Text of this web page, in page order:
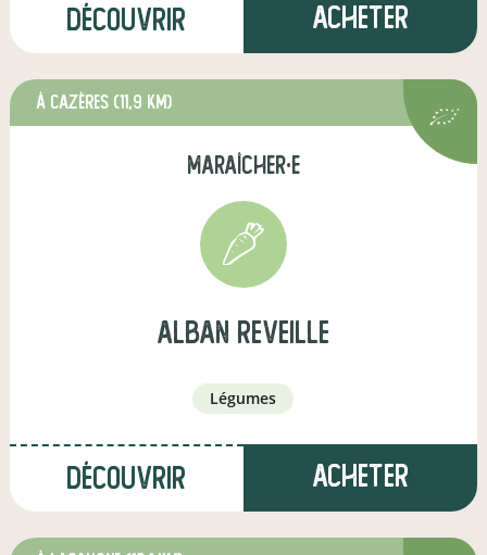
Découvrir Acheter
à Cazères (11,9 km)
maraîcher·e
alban reveille
légumes
Découvrir Acheter